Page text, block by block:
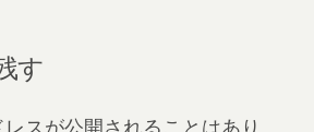
す
スが公開されることはあり